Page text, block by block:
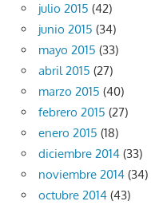
julio 2015 (42)
junio 2015 (34)
mayo 2015 (33)
abril 2015 (27)
marzo 2015 (40)
febrero 2015 (27)
enero 2015 (18)
diciembre 2014 (33)
noviembre 2014 (34)
octubre 2014 (43)